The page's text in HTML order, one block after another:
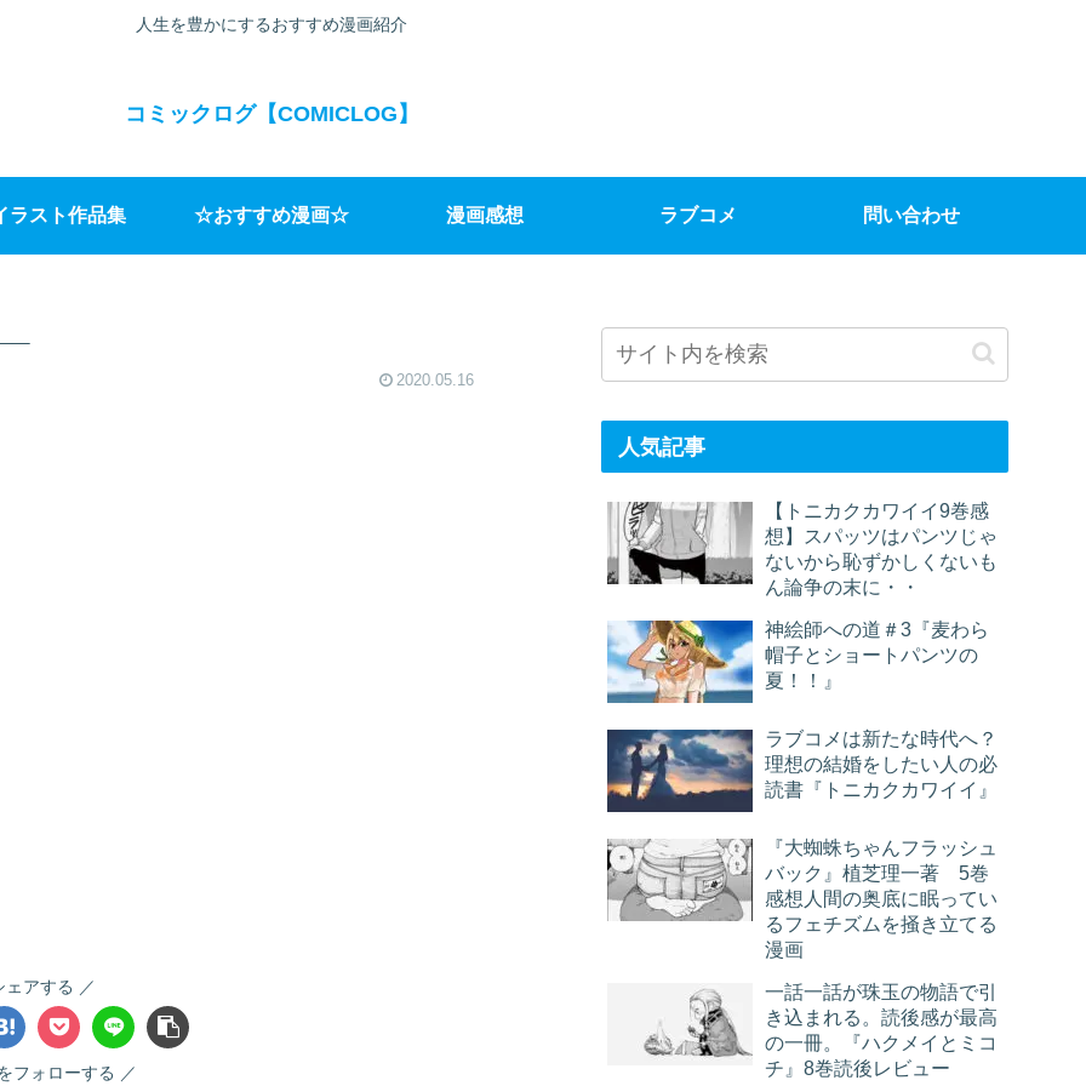
人生を豊かにするおすすめ漫画紹介
コミックログ【COMICLOG】
ラスト作品集 ☆おすすめ漫画☆ 漫画感想 ラブコメ 問い合わせ
2020.05.16
ェアする
フォローする
人気記事
【トニカクカワイイ9巻感
想】スパッツはパンツじゃ
ないから恥ずかしくないも
ん論争の末に・・
神絵師への道＃3『麦わら
帽子とショートパンツの
夏！！』
ラブコメは新たな時代へ？
理想の結婚をしたい人の必
読書『トニカクカワイイ』
『大蜘蛛ちゃんフラッシュ
バック』植芝理一著 5巻
感想人間の奥底に眠ってい
るフェチズムを掻き立てる
漫画
一話一話が珠玉の物語で引
き込まれる。読後感が最高
の一冊。『ハクメイとミコ
チ』8巻読後レビュー